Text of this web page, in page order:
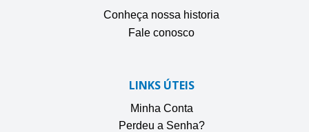
Conheça nossa historia
Fale conosco
LINKS ÚTEIS
Minha Conta
Perdeu a Senha?